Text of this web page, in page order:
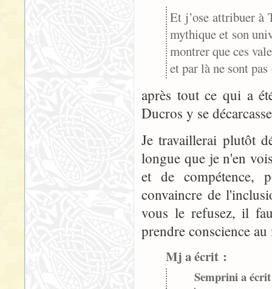
Et j’ose attribuer à
mythique et son
montrer que ces
et par là ne sont
après tout ce qui a
Ducros y se
Je travaillerai plutôt
longue que je n'en
et de compétence,
convaincre de
vous le refusez, il
prendre conscience
Mj a écrit :
Semprini a